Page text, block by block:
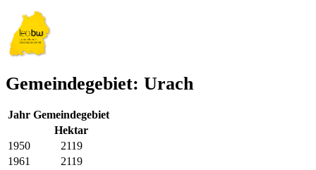
Gemeindegebiet: Urach
Jahr Gemeindegebiet
Hektar
1950
2119
1961
2119